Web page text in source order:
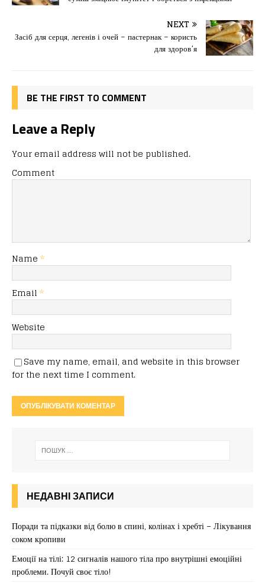
b
o
o
d
o
n
т
ис
я
NEXT
Засіб для серця, легенів і очей – пастернак – користь
для здоров’я
BE THE FIRST TO COMMENT
Leave a Reply
Your email address will not be published.
Comment
Name *
Email *
Website
Save my name, email, and website in this browser
for the next time I comment.
НЕДАВНІ ЗАПИСИ
Поради та підказки від болю в спині, колінах і хребті – Лікування
соком кропиви
Емоції на тілі: 12 сигналів нашого тіла про внутрішні емоційні
проблеми. Почуй своє тіло!